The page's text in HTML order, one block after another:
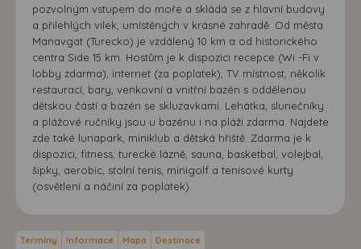
pozvolným vstupem do moře a skládá se z hlavní budovy
a přilehlých vilek, umístěných v krásné zahradě. Od města
Manavgat (Turecko) je vzdálený 10 km a od historického
centra Side 15 km. Hostům je k dispozici recepce (Wi -Fi v
lobby zdarma), internet (za poplatek), TV místnost, několik
restaurací, bary, venkovní a vnitřní bazén s oddělenou
dětskou částí a bazén se skluzavkami. Lehátka, slunečníky
a plážové ručníky jsou u bazénu i na pláži zdarma. Najdete
zde také lunapark, miniklub a dětská hřiště. Zdarma je k
dispozici, fitness, turecké lázně, sauna, basketbal, volejbal,
šipky, aerobic, stolní tenis, minigolf a tenisové kurty
(osvětlení a náčiní za poplatek).
Termíny Informace Mapa Destinace